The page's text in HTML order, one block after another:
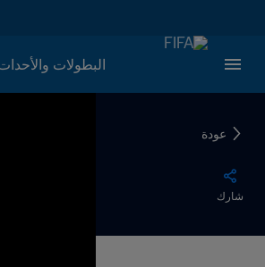
البطولات
عودة
شارك